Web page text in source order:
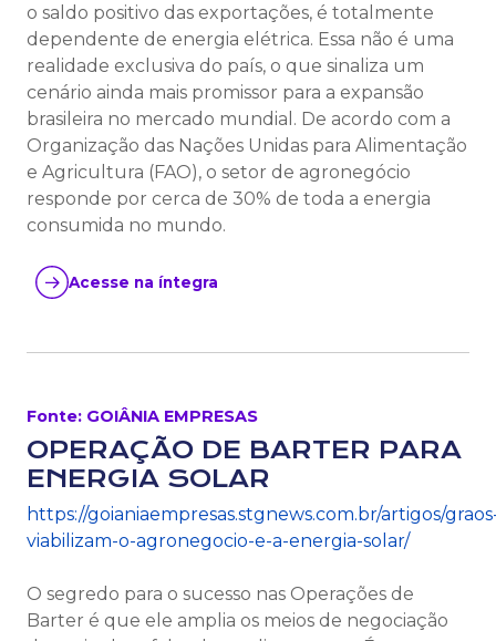
o saldo positivo das exportações, é totalmente
dependente de energia elétrica. Essa não é uma
realidade exclusiva do país, o que sinaliza um
cenário ainda mais promissor para a expansão
brasileira no mercado mundial. De acordo com a
Organização das Nações Unidas para Alimentação
e Agricultura (FAO), o setor de agronegócio
responde por cerca de 30% de toda a energia
consumida no mundo.
Acesse na íntegra
Fonte: GOIÂNIA EMPRESAS
OPERAÇÃO DE BARTER PARA
ENERGIA SOLAR
https://goianiaempresas.stgnews.com.br/artigos/
viabilizam-o-agronegocio-e-a-energia-solar/
O segredo para o sucesso nas Operações de
Barter é que ele amplia os meios de negociação